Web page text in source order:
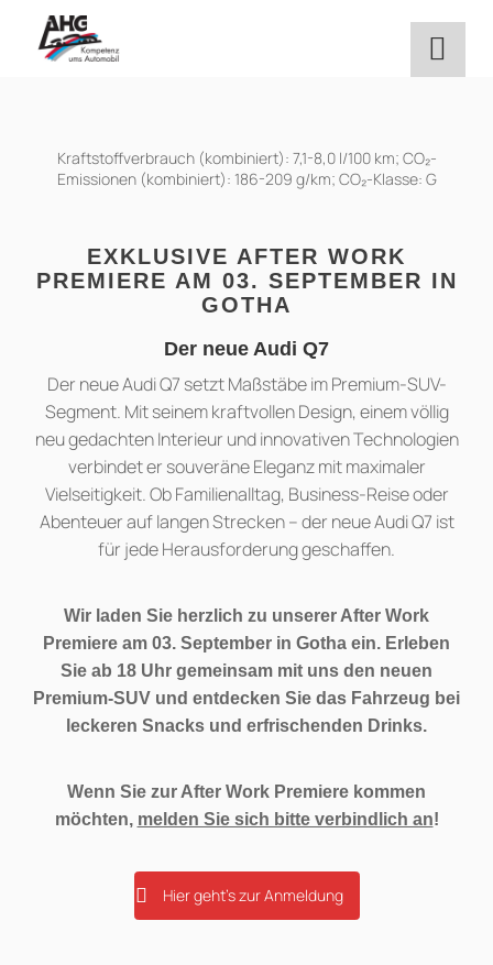
springen
Kraftstoffverbrauch (kombiniert): 7,1-8,0 l/100 km; CO₂-
Emissionen (kombiniert): 186-209 g/km; CO₂-Klasse: G
EXKLUSIVE AFTER WORK
PREMIERE AM 03. SEPTEMBER IN
GOTHA
Der neue Audi Q7
Der neue Audi Q7 setzt Maßstäbe im Premium-SUV-
Segment. Mit seinem kraftvollen Design, einem völlig
neu gedachten Interieur und innovativen Technologien
verbindet er souveräne Eleganz mit maximaler
Vielseitigkeit. Ob Familienalltag, Business-Reise oder
Abenteuer auf langen Strecken – der neue Audi Q7 ist
für jede Herausforderung geschaffen.
Wir laden Sie herzlich zu unserer After Work
Premiere am 03. September in Gotha ein. Erleben
Sie ab 18 Uhr gemeinsam mit uns den neuen
Premium-SUV und entdecken Sie das Fahrzeug bei
leckeren Snacks und erfrischenden Drinks.
Wenn Sie zur After Work Premiere kommen
möchten, melden Sie sich bitte verbindlich an!
Hier geht's zur Anmeldung